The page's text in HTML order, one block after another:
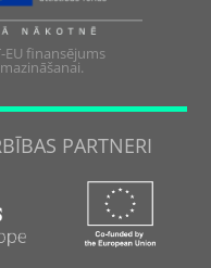
EU finansējums
PARTNERI